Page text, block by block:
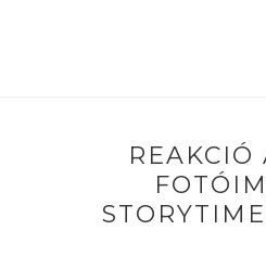
REAKCIÓ